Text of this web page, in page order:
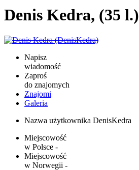
Denis Kedra, (35 l.)
Napisz
wiadomość
Zaproś
do znajomych
Znajomi
Galeria
Nazwa użytkownika DenisKedra
Miejscowość
w Polsce -
Miejscowość
w Norwegii -